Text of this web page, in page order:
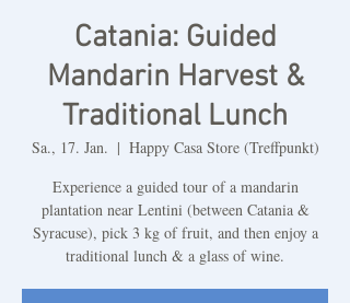
Catania: Guided
Mandarin Harvest &
Traditional Lunch
Sa., 17. Jan.
  |
Happy Casa Store (Treffpunkt)
Experience a guided tour of a mandarin
plantation near Lentini (between Catania &
Syracuse), pick 3 kg of fruit, and then enjoy a
traditional lunch & a glass of wine.